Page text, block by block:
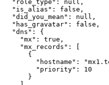
  "role_type": null,
  "is_alias": false,
  "did_you_mean": null,
  "has_gravatar": false,
  "dns": {
    "mx": true,
    "mx_records": [
      {
"hostname":
        "priority": 10
      }